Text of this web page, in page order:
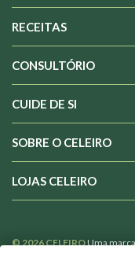
RECEITAS
CONSULTÓRIO
CUIDE DE SI
SOBRE O CELEIRO
LOJAS CELEIRO
© 2026 CELEIROUma